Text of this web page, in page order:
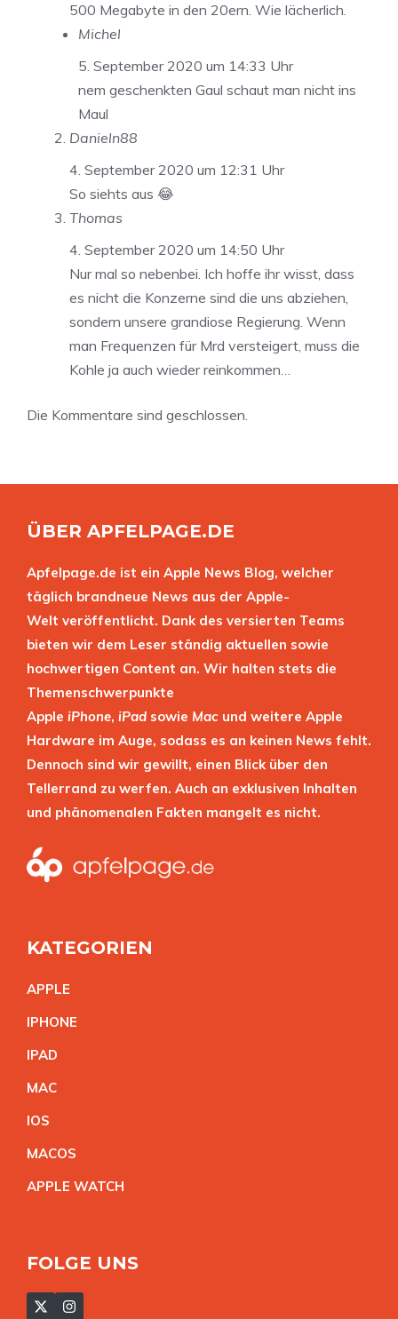
500 Megabyte in den 20ern. Wie lächerlich.
Michel
5. September 2020 um 14:33 Uhr
nem geschenkten Gaul schaut man nicht ins
Maul
Danieln88
4. September 2020 um 12:31 Uhr
So siehts aus 😂
Thomas
4. September 2020 um 14:50 Uhr
Nur mal so nebenbei. Ich hoffe ihr wisst, dass
es nicht die Konzerne sind die uns abziehen,
sondern unsere grandiose Regierung. Wenn
man Frequenzen für Mrd versteigert, muss die
Kohle ja auch wieder reinkommen…
Die Kommentare sind geschlossen.
ÜBER APFELPAGE.DE
Apfelpage.de ist ein Apple News Blog, welcher
täglich brandneue News aus der Apple-
Welt veröffentlicht. Dank des versierten Teams
bieten wir dem Leser ständig aktuellen sowie
hochwertigen Content an. Wir halten stets die
Themenschwerpunkte
Apple iPhone, iPad sowie Mac und weitere Apple
Hardware im Auge, sodass es an keinen News fehlt.
Dennoch sind wir gewillt, einen Blick über den
Tellerrand zu werfen. Auch an exklusiven Inhalten
und phänomenalen Fakten mangelt es nicht.
KATEGORIEN
APPLE
IPHONE
IPAD
MAC
IOS
MACOS
APPLE WATCH
FOLGE UNS